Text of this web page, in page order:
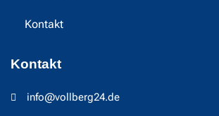
Kontakt
Kontakt
info@vollberg24.de